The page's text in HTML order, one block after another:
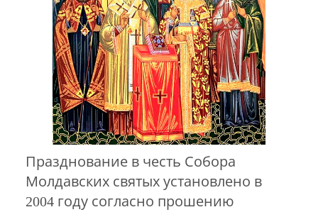
Празднование в честь Собора
Молдавских святых установлено в
2004 году согласно прошению